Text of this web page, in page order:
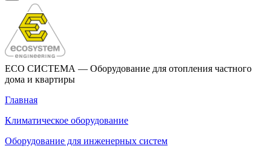
ECO СИСТЕМА — Оборудование для отопления частного
дома и квартиры
Главная
Климатическое оборудование
Оборудование для инженерных систем